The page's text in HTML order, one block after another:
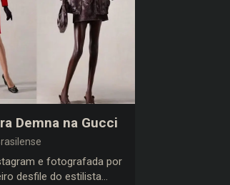
Demna na Gucci
e fotografada por
desfile do estilista…